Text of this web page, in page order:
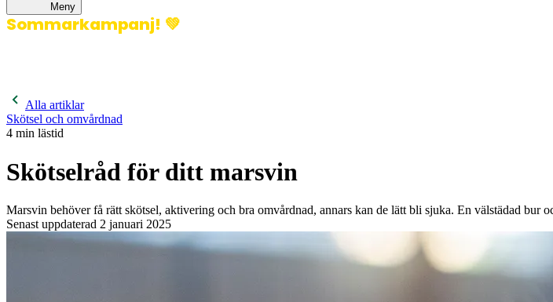
Meny
Sommarkampanj! 💚
Alla artiklar
Skötsel och omvårdnad
4 min lästid
Skötselråd för ditt marsvin
Marsvin behöver få rätt skötsel, aktivering och bra omvårdnad, annars kan de lätt bli sjuka. En välstädad
Senast uppdaterad 2 januari 2025